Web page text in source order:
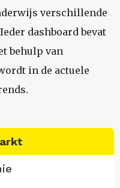
verschillende
dashboard bevat
behulp van
in de actuele